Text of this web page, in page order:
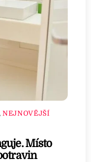
, NEJNOVĚJŠÍ
Místo